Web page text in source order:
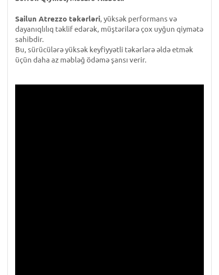
Sailun Atrezzo təkərləri, yüksək performans və
dayanıqlılıq təklif edərək, müştərilərə çox uyğun qiymətə
sahibdir.
Bu, sürücülərə yüksək keyfiyyətli təkərlərə əldə etmək
üçün daha az məbləğ ödəmə şansı verir.